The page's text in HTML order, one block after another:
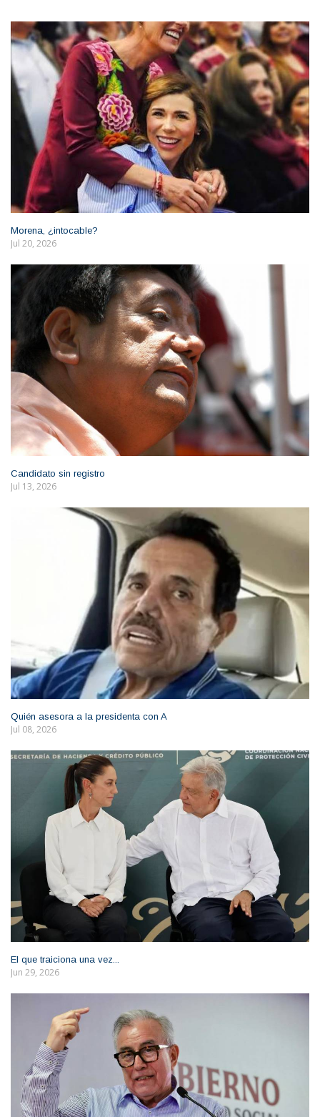
Morena, ¿intocable?
Jul 20, 2026
Candidato sin registro
Jul 13, 2026
Quién asesora a la presidenta con A
Jul 08, 2026
El que traiciona una vez...
Jun 29, 2026